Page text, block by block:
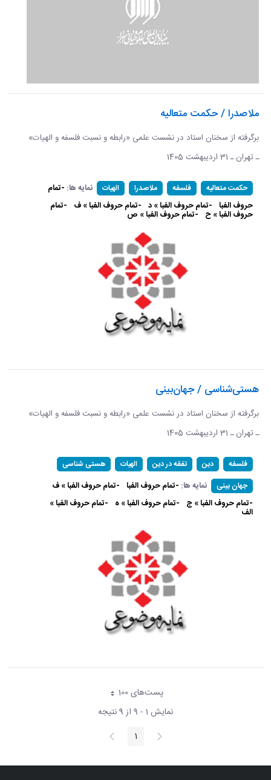
ملاصدرا / حکمت متعالیه
برگرفته از سخنان استاد در نشست علمی «رابطه و نسبت فلسفه و الهیات»
ـ تهران ـ 31 اردیبهشت 1405
حکمت متعالیه فلسفه ملاصدرا الهیات نمایه ها: -تمام
حروف الفبا -تمام حروف الفبا » د -تمام حروف الفبا » ف -تمام
حروف الفبا » ح -تمام حروف الفبا » ص
هستی‌شناسی / جهان‌بینی
برگرفته از سخنان استاد در نشست علمی «رابطه و نسبت فلسفه و الهیات»
ـ تهران ـ 31 اردیبهشت 1405
فلسفه دین تفقه در دین الهیات
هستی شناسی
جهان بینی
نمایه ها: -تمام حروف الفبا -تمام حروف الفبا » ف
-تمام حروف الفبا » ج -تمام حروف الفبا » ه -تمام حروف الفبا »
الف
پست‌‌های 100هر صفحه
نمایش 1 - 9 از 9 نتیجه
پیغام
قبلی صفحه1 صفحه
بعد